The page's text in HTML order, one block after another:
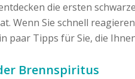
die ersten
Wenn Sie schnell
Tipps für Sie, die
Brennspiritus